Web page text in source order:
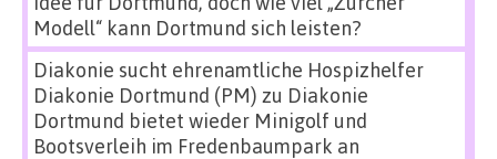
Modell“ kann Dortmund sich leisten?
Diakonie sucht ehrenamtliche Hospizhelfer
Diakonie Dortmund (PM) zu Diakonie
Dortmund bietet wieder Minigolf und
Bootsverleih im Fredenbaumpark an